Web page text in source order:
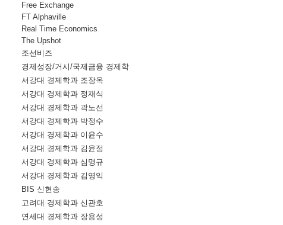
Free Exchange
FT Alphaville
Real Time Economics
The Upshot
조선비즈
경제성장/거시/국제금융 경제학
서강대 경제학과 조장옥
서강대 경제학과 정재식
서강대 경제학과 곽노선
서강대 경제학과 박정수
서강대 경제학과 이윤수
서강대 경제학과 김윤정
서강대 경제학과 심명규
서강대 경제학과 김영익
BIS 신현송
고려대 경제학과 신관호
연세대 경제학과 장용성